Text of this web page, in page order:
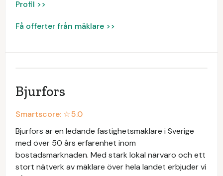
Profil >>
Få offerter från mäklare >>
Bjurfors
Smartscore: ☆5.0
Bjurfors är en ledande fastighetsmäklare i Sverige
med över 50 års erfarenhet inom
bostadsmarknaden. Med stark lokal närvaro och ett
stort nätverk av mäklare över hela landet erbjuder vi